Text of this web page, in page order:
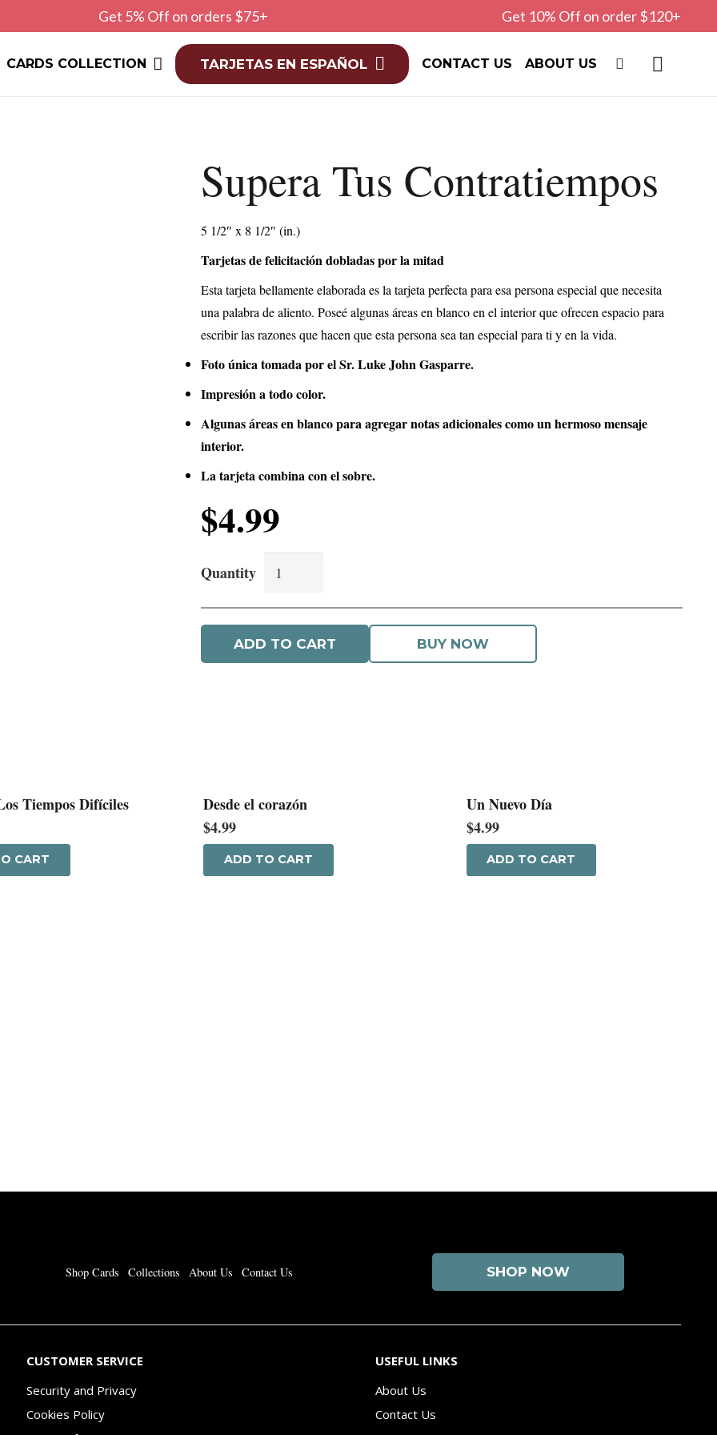
Get 5% Off on orders $75+ Get 10% Off on order $120+
CARDS COLLECTION TARJETAS EN ESPAÑOL CONTACT US ABOUT US
Supera Tus Contratiempos
5 1/2″ x 8 1/2″ (in.)
Tarjetas de felicitación dobladas por la mitad
Esta tarjeta bellamente elaborada es la tarjeta perfecta para esa persona especial que necesita
una palabra de aliento. Poseé algunas áreas en blanco en el interior que ofrecen espacio para
escribir las razones que hacen que esta persona sea tan especial para ti y en la vida.
Foto única tomada por el Sr. Luke John Gasparre.
Impresión a todo color.
Algunas áreas en blanco para agregar notas adicionales como un hermoso mensaje
interior.
La tarjeta combina con el sobre.
$4.99
Supera
Tus
Contratiempos
quantityADD TO CART BUY NOW
Tiempos Difíciles
CART
Desde el corazón
$4.99
ADD TO CART
Un Nuevo Día
$4.99
ADD TO CART
Shop Cards Collections About Us Contact Us SHOP NOW
CUSTOMER SERVICE
Security and Privacy
Cookies Policy
USEFUL LINKS
About Us
Contact Us